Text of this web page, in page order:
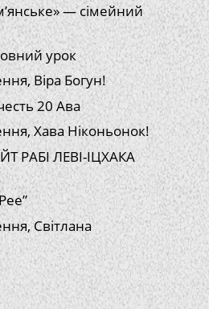
— сімейний
урок
Віра Богун!
20 Ава
Хава Ніконьонок!
РАБІ ЛЕВІ-ІЦХАКА
Світлана